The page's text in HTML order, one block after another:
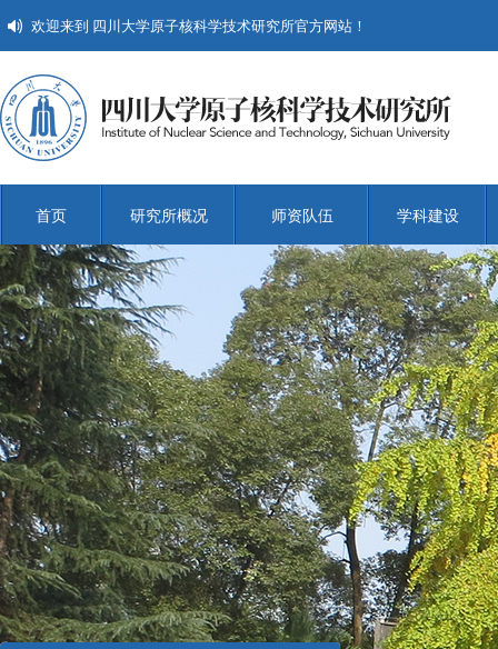
欢迎来到 四川大学原子核科学技术研究所官方网站！
首页 研究所概况 师资队伍 学科建设